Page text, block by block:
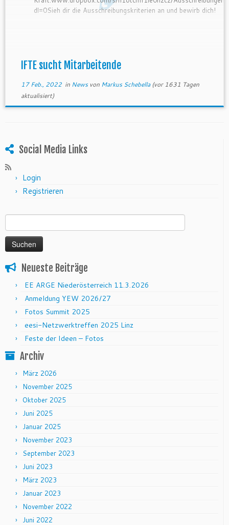
dl=0Sieh dir die Ausschreibungskriterien an und bewirb dich!
IFTE sucht Mitarbeitende
17 Feb., 2022in News von Markus Schebella(vor 1631 Tagen
aktualisiert)
Social Media Links
Login
Registrieren
Neueste Beiträge
EE ARGE Niederösterreich 11.3.2026
Anmeldung YEW 2026/27
Fotos Summit 2025
eesi-Netzwerktreffen 2025 Linz
Feste der Ideen – Fotos
Archiv
März 2026
November 2025
Oktober 2025
Juni 2025
Januar 2025
November 2023
September 2023
Juni 2023
März 2023
Januar 2023
November 2022
Juni 2022